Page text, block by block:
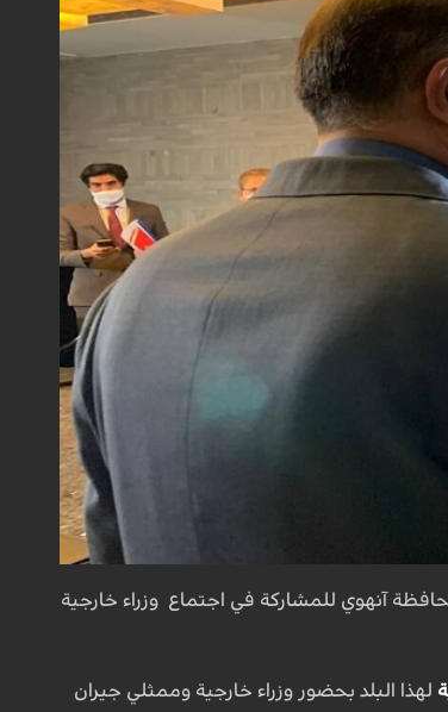
آنهوي للمشاركة في اجتماع وزراء خارجية
لهذا البلد بحضور وزراء خارجية وممثلي جيران